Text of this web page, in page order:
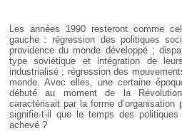
Les années 1990 resteront comme
gauche : régression des politiques
providence du monde développé ;
type soviétique et intégration de
industrialisé ; régression des
monde. Avec elles, une certaine
débuté au moment de la
caractérisait par la forme
signifie-t-il que le temps des politiques
achevé ?